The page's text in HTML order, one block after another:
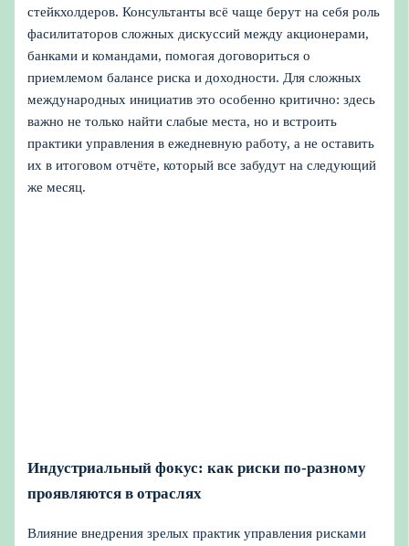
стейкхолдеров. Консультанты всё чаще берут на себя роль
фасилитаторов сложных дискуссий между акционерами,
банками и командами, помогая договориться о
приемлемом балансе риска и доходности. Для сложных
международных инициатив это особенно критично: здесь
важно не только найти слабые места, но и встроить
практики управления в ежедневную работу, а не оставить
их в итоговом отчёте, который все забудут на следующий
же месяц.
Индустриальный фокус: как риски по‑разному
проявляются в отраслях
Влияние внедрения зрелых практик управления рисками